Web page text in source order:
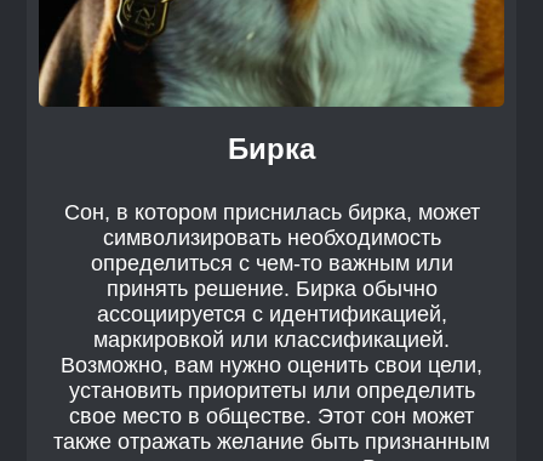
Бирка
Сон, в котором приснилась бирка, может
символизировать необходимость
определиться с чем-то важным или
принять решение. Бирка обычно
ассоциируется с идентификацией,
маркировкой или классификацией.
Возможно, вам нужно оценить свои цели,
установить приоритеты или определить
свое место в обществе. Этот сон может
также отражать желание быть признанным